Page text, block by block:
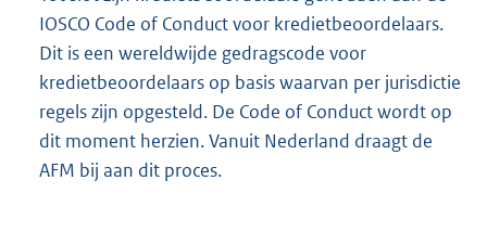
IOSCO Code of Conduct voor kredietbeoordelaars.
Dit is een wereldwijde gedragscode voor
kredietbeoordelaars op basis waarvan per jurisdictie
regels zijn opgesteld. De Code of Conduct wordt op
dit moment herzien. Vanuit Nederland draagt de
AFM bij aan dit proces.